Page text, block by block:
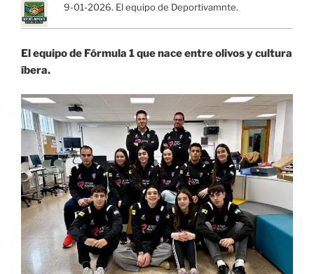
9-01-2026. El equipo de Deportivamnte.
El equipo de Fórmula 1 que nace entre olivos y cultura
íbera.